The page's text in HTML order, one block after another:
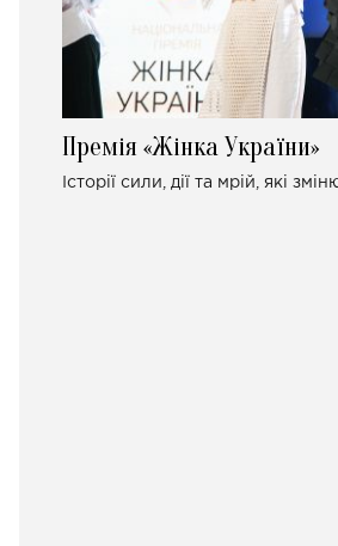
Премія «Жінка України»
Історії сили, дії та мрій, які